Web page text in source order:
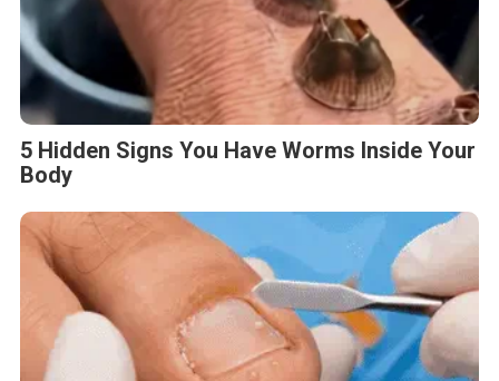
5 Hidden Signs You Have Worms Inside Your
Body